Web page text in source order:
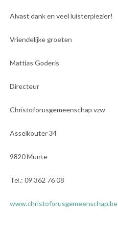
Alvast dank en veel luisterplezier!
Vriendelijke groeten
Mattias Goderis
Directeur
Christoforusgemeenschap vzw
Asselkouter 34
9820 Munte
Tel.: 09 362 76 08
www.christoforusgemeenschap.be